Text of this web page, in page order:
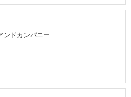
ンドカンパニー